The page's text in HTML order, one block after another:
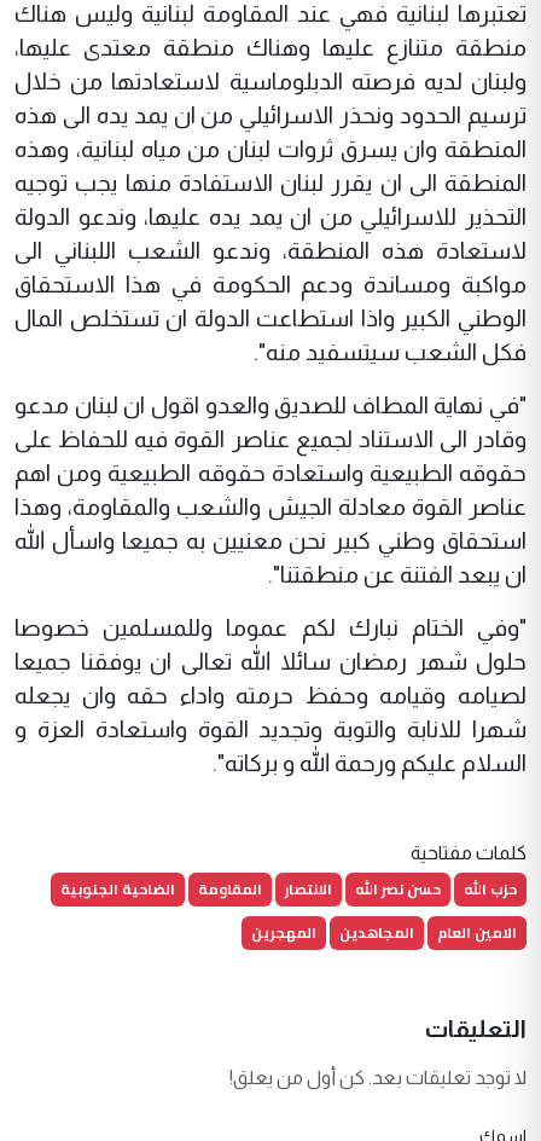
تعتبرها لبنانية فهي عند المقاومة لبنانية وليس هناك
منطقة متنازع عليها وهناك منطقة معتدى عليها،
ولبنان لديه فرصته الدبلوماسية لاستعادتها من خلال
ترسيم الحدود ونحذر الاسرائيلي من ان يمد يده الى هذه
المنطقة وان يسرق ثروات لبنان من مياه لبنانية، وهذه
المنطقة الى ان يقرر لبنان الاستفادة منها يجب توجيه
التحذير للاسرائيلي من ان يمد يده عليها، وندعو الدولة
لاستعادة هذه المنطقة، وندعو الشعب اللبناني الى
مواكبة ومساندة ودعم الحكومة في هذا الاستحقاق
الوطني الكبير واذا استطاعت الدولة ان تستخلص المال
فكل الشعب سيتسفيد منه".
"في نهاية المطاف للصديق والعدو اقول ان لبنان مدعو
وقادر الى الاستناد لجميع عناصر القوة فيه للحفاظ على
حقوقه الطبيعية واستعادة حقوقه الطبيعية ومن اهم
عناصر القوة معادلة الجيش والشعب والمقاومة، وهذا
استحقاق وطني كبير نحن معنيين به جميعا واسأل الله
ان يبعد الفتنة عن منطقتنا".
"وفي الختام نبارك لكم عموما وللمسلمين خصوصا
حلول شهر رمضان سائلا الله تعالى ان يوفقنا جميعا
لصيامه وقيامه وحفظ حرمته واداء حقه وان يجعله
شهرا للانابة والتوبة وتجديد القوة واستعادة العزة و
السلام عليكم ورحمة الله و بركاته".
كلمات مفتاحية
حزب الله حسن نصر الله الانتصار المقاومة
الضاحية الجنوبية
الامين العام
المجاهدين المهجرين
التعليقات
لا توجد تعليقات بعد. كن أول من يعلق!
اسمك